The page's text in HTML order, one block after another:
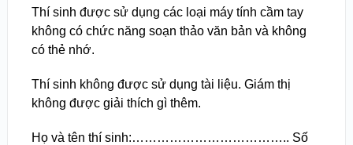
Thí sinh được sử dụng các loại máy tính cầm tay
không có chức năng soạn thảo văn bản và không
có thẻ nhớ.
Thí sinh không được sử dụng tài liệu. Giám thị
không được giải thích gì thêm.
Họ và tên thí sinh:……………………………….. Số